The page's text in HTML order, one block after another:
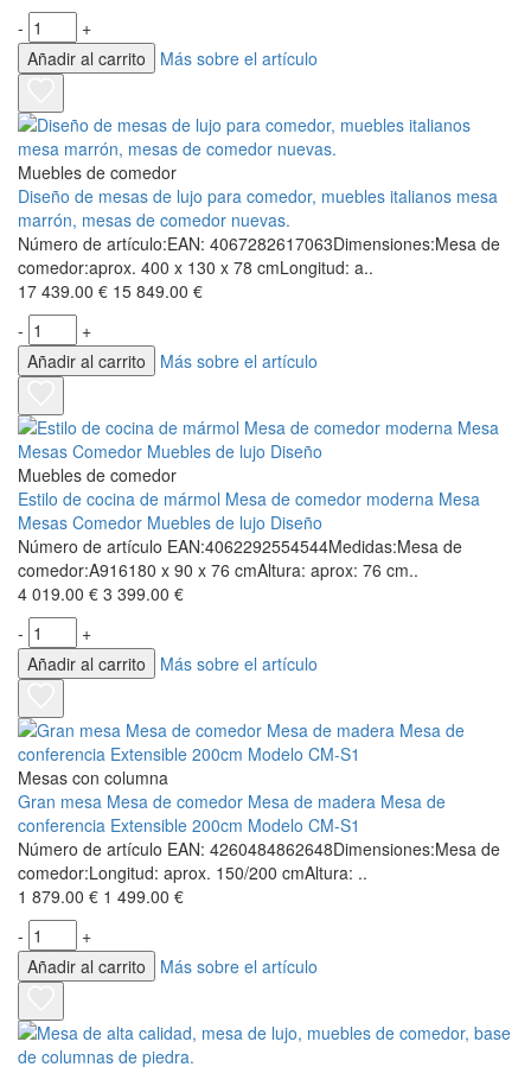
-
+
Añadir al carrito
Más sobre el artículo
Muebles de comedor
Diseño de mesas de lujo para comedor, muebles italianos mesa
marrón, mesas de comedor nuevas.
Número de artículo:EAN: 4067282617063Dimensiones:Mesa de
comedor:aprox. 400 x 130 x 78 cmLongitud: a..
17 439.00 € 15 849.00 €
-
+
Añadir al carrito
Más sobre el artículo
Muebles de comedor
Estilo de cocina de mármol Mesa de comedor moderna Mesa
Mesas Comedor Muebles de lujo Diseño
Número de artículo EAN:4062292554544Medidas:Mesa de
comedor:A916180 x 90 x 76 cmAltura: aprox: 76 cm..
4 019.00 € 3 399.00 €
-
+
Añadir al carrito
Más sobre el artículo
Mesas con columna
Gran mesa Mesa de comedor Mesa de madera Mesa de
conferencia Extensible 200cm Modelo CM-S1
Número de artículo EAN: 4260484862648Dimensiones:Mesa de
comedor:Longitud: aprox. 150/200 cmAltura: ..
1 879.00 € 1 499.00 €
-
+
Añadir al carrito
Más sobre el artículo